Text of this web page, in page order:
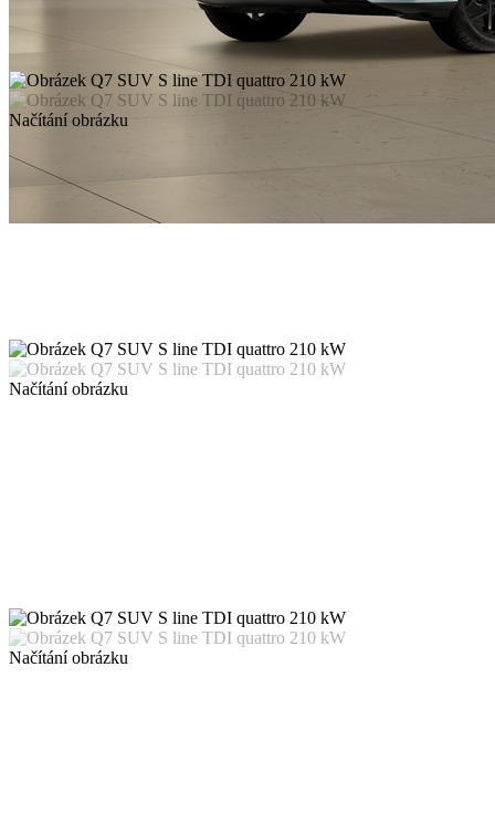
Načítání obrázku
Načítání obrázku
Načítání obrázku